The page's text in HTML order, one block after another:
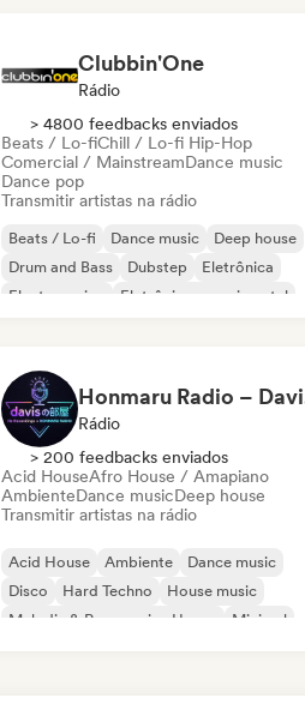
Clubbin'One
Rádio
> 4800 feedbacks enviados
Beats / Lo-fiChill / Lo-fi Hip-Hop
Comercial / MainstreamDance music
Dance pop
Transmitir artistas na rádio
Beats / Lo-fi Dance music
Deep house
Drum and Bass
Dubstep
Eletrônica
Electro swing
Eletrônica experimental
Rádio
> 200 feedbacks enviados
Acid HouseAfro House / Amapiano
AmbienteDance musicDeep house
Transmitir artistas na rádio
Acid House Ambiente
Dance music
Disco
Hard Techno
House music
Melodic & Progressive House
Minimal